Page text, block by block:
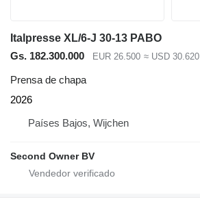
Italpresse XL/6-J 30-13 PABO
Gs. 182.300.000
EUR 26.500 ≈ USD 30.620
Prensa de chapa
2026
Países Bajos, Wijchen
Second Owner BV